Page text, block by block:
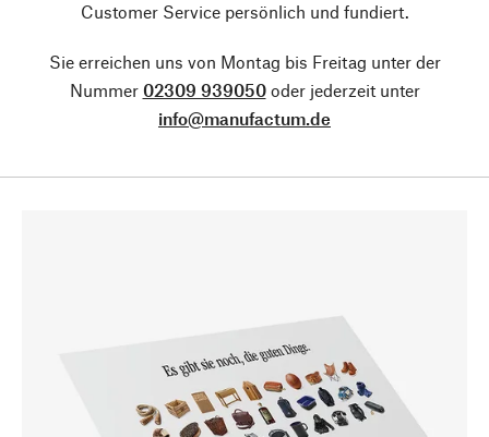
Customer Service persönlich und fundiert.
Sie erreichen uns von Montag bis Freitag unter der
Nummer 02309 939050oder jederzeit unter
info@manufactum.de